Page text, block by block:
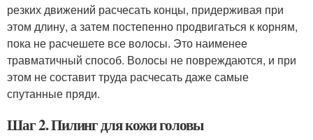
резких движений расчесать концы, придерживая при
этом длину, а затем постепенно продвигаться к корням,
пока не расчешете все волосы. Это наименее
травматичный способ. Волосы не повреждаются, и при
этом не составит труда расчесать даже самые
спутанные пряди.
Шаг 2. Пилинг для кожи головы